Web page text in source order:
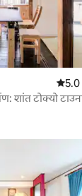
घर में
के लिए कहना
साफ़ - सुथरा रख
अलावा, हम
कि दरवाज़े के नॉब
अच्छी तरह से खाना
है। यदि आप
तो आप बाहर खाने
औसत5.0
शांत टोक्यो